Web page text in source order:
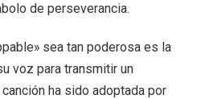
de perseverancia.
sea tan poderosa es la
voz para transmitir un
ha sido adoptada por